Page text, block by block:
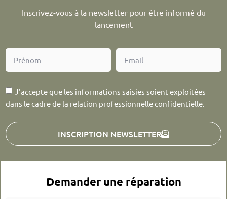
Demander une réparation
Inscrivez-vous à la newsletter pour être informé du
lancement
J'accepte que les informations saisies soient exploitées
dans le cadre de la relation professionnelle confidentielle.
INSCRIPTION NEWSLETTER